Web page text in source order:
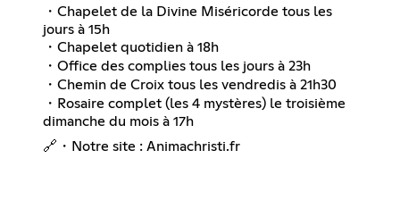
・Chapelet de la Divine Miséricorde tous les
jours à 15h
・Chapelet quotidien à 18h
・Office des complies tous les jours à 23h
・Chemin de Croix tous les vendredis à 21h30
・Rosaire complet (les 4 mystères) le troisième
dimanche du mois à 17h
🔗・Notre site : Animachristi.fr